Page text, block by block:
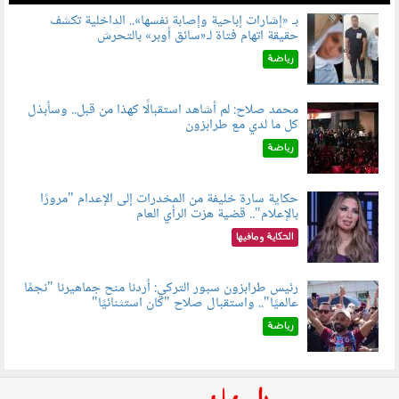
060804.jpg
بـ «إشارات إباحية وإصابة نفسها».. الداخلية تكشف
حقيقة اتهام فتاة لـ«سائق أوبر» بالتحرش
رياضة
060802.jpg
محمد صلاح: لم أشاهد استقبالًا كهذا من قبل.. وسأبذل
كل ما لدي مع طرابزون
رياضة
060801.jpeg
حكاية سارة خليفة من المخدرات إلى الإعدام "مرورًا
بالإعلام".. قضية هزت الرأي العام
الحكاية ومافيها
060803.jpg
رئيس طرابزون سبور التركي: أردنا منح جماهيرنا "نجمًا
عالميًا".. واستقبال صلاح "كان استثنائيًا"
رياضة